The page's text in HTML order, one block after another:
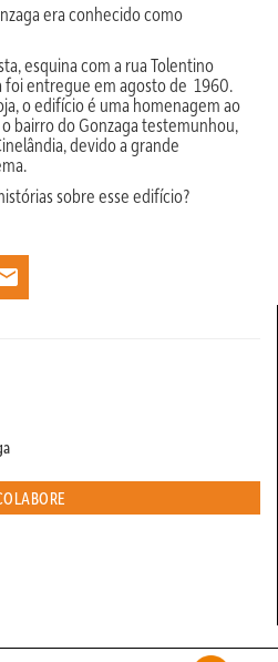
era conhecido como
esquina com a rua Tolentino
foi entregue em agosto de 1960.
o edifício é uma homenagem ao
bairro do Gonzaga testemunhou,
devido a grande
sobre esse edifício?